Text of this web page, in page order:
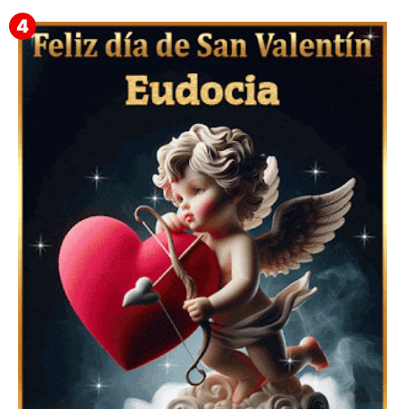
Feliz San Valentín Delsy